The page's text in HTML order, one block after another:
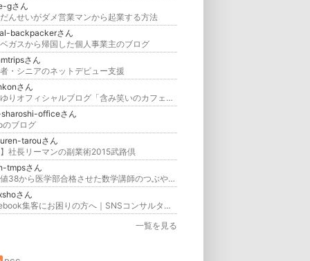
gさん
んせいがダメ営業マンから起業する方法
backpackerさん
ガスから帰国した個人事業主のブログ
さん
・シニアのネットデビュー支援
さん
山本ゆりオフィシャルブログ「含み笑いのカフェごはん『syunkon』」Powered by Ameba
officeさん
のブログ
tarouさん
】社長リーマンの副業術2015武路倶
tmpsさん
偏差値38から医学部合格させた数学講師のつぶやき＠オズポン
さん
Facebook集客にお困りの方へ｜SNSコンサルタント・行政書士・株式会社ROC代表取締役 坂本翔のブログ
一覧を見る